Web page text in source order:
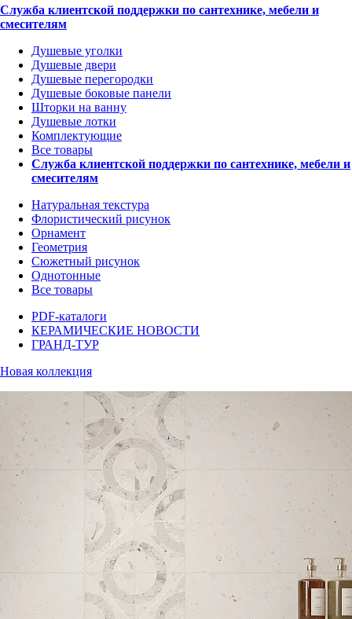
Служба клиентской поддержки по сантехнике, мебели и
смесителям
Душевые уголки
Душевые двери
Душевые перегородки
Душевые боковые панели
Шторки на ванну
Душевые лотки
Комплектующие
Все товары
Служба клиентской поддержки по сантехнике, мебели и
смесителям
Натуральная текстура
Флористический рисунок
Орнамент
Геометрия
Сюжетный рисунок
Однотонные
Все товары
PDF-каталоги
КЕРАМИЧЕСКИЕ НОВОСТИ
ГРАНД-ТУР
Новая коллекция